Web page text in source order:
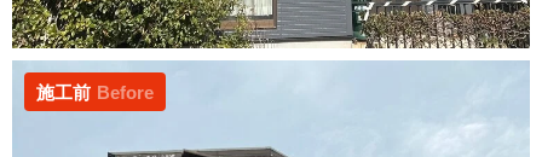
施工前 Before